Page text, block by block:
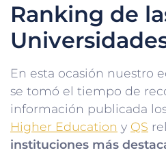
Ranking de
En esta ocasión nuestro
se tomó el tiempo de
información publicada
Higher Education y QS
instituciones más